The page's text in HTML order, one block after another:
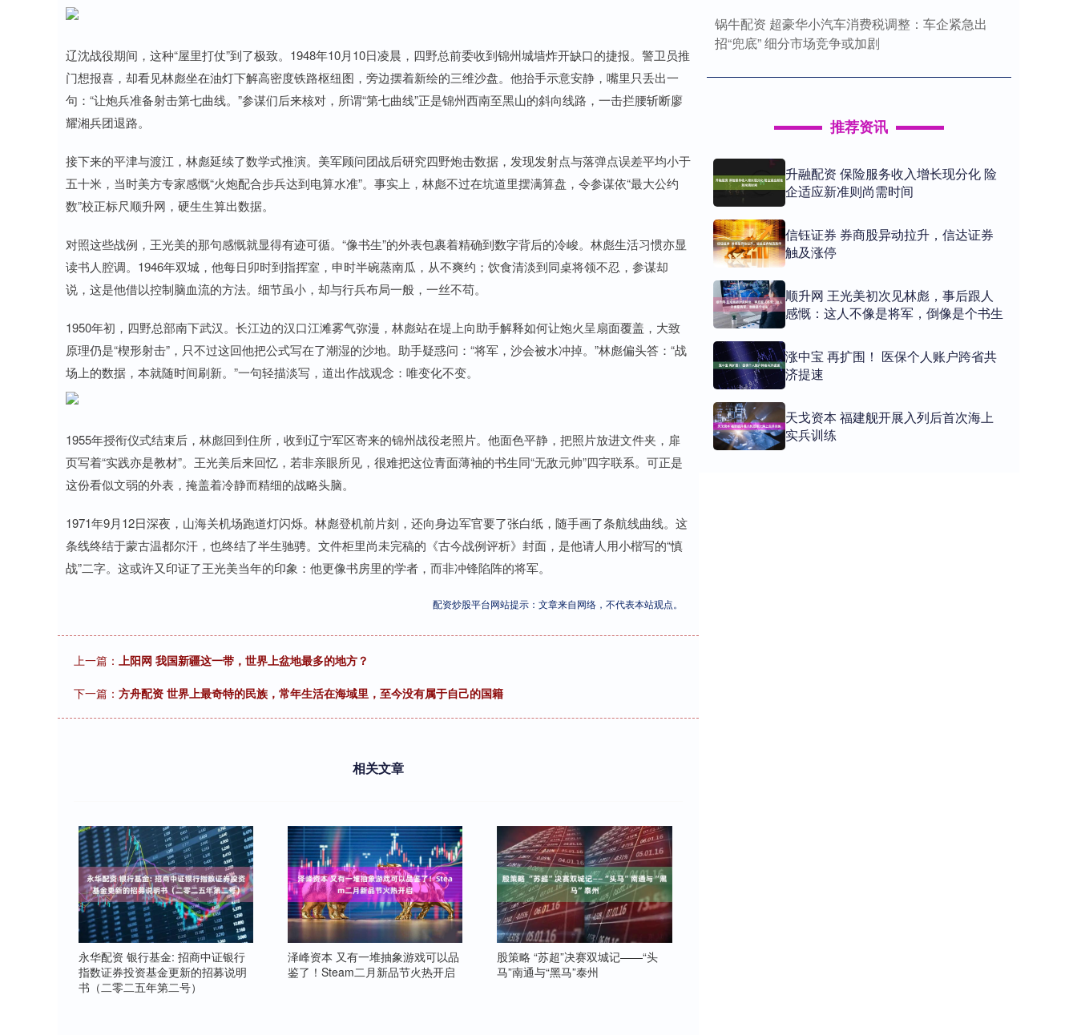
辽沈战役期间，这种“屋里打仗”到了极致。1948年10月10日凌晨，四野总前委收到锦州城墙炸开缺口的捷报。警卫员推
门想报喜，却看见林彪坐在油灯下解高密度铁路枢纽图，旁边摆着新绘的三维沙盘。他抬手示意安静，嘴里只丢出一
句：“让炮兵准备射击第七曲线。”参谋们后来核对，所谓“第七曲线”正是锦州西南至黑山的斜向线路，一击拦腰斩断廖
耀湘兵团退路。
接下来的平津与渡江，林彪延续了数学式推演。美军顾问团战后研究四野炮击数据，发现发射点与落弹点误差平均小于
五十米，当时美方专家感慨“火炮配合步兵达到电算水准”。事实上，林彪不过在坑道里摆满算盘，令参谋依“最大公约
数”校正标尺顺升网，硬生生算出数据。
对照这些战例，王光美的那句感慨就显得有迹可循。“像书生”的外表包裹着精确到数字背后的冷峻。林彪生活习惯亦显
读书人腔调。1946年双城，他每日卯时到指挥室，申时半碗蒸南瓜，从不爽约；饮食清淡到同桌将领不忍，参谋却
说，这是他借以控制脑血流的方法。细节虽小，却与行兵布局一般，一丝不苟。
1950年初，四野总部南下武汉。长江边的汉口江滩雾气弥漫，林彪站在堤上向助手解释如何让炮火呈扇面覆盖，大致
原理仍是“楔形射击”，只不过这回他把公式写在了潮湿的沙地。助手疑惑问：“将军，沙会被水冲掉。”林彪偏头答：“战
场上的数据，本就随时间刷新。”一句轻描淡写，道出作战观念：唯变化不变。
1955年授衔仪式结束后，林彪回到住所，收到辽宁军区寄来的锦州战役老照片。他面色平静，把照片放进文件夹，扉
页写着“实践亦是教材”。王光美后来回忆，若非亲眼所见，很难把这位青面薄袖的书生同“无敌元帅”四字联系。可正是
这份看似文弱的外表，掩盖着冷静而精细的战略头脑。
1971年9月12日深夜，山海关机场跑道灯闪烁。林彪登机前片刻，还向身边军官要了张白纸，随手画了条航线曲线。这
条线终结于蒙古温都尔汗，也终结了半生驰骋。文件柜里尚未完稿的《古今战例评析》封面，是他请人用小楷写的“慎
战”二字。这或许又印证了王光美当年的印象：他更像书房里的学者，而非冲锋陷阵的将军。
配资炒股平台网站提示：文章来自网络，不代表本站观点。
上一篇： 上阳网 我国新疆这一带，世界上盆地最多的地方？
下一篇： 方舟配资 世界上最奇特的民族，常年生活在海域里，至今没有属于自己的国籍
相关文章
永华配资 银行基金: 招商中证银行
指数证券投资基金更新的招募说明
书（二零二五年第二号）
泽峰资本 又有一堆抽象游戏可以品
鉴了！Steam二月新品节火热开启
股策略 “苏超”决赛双城记——“头
马”南通与“黑马”泰州
锅牛配资 超豪华小汽车消费税调整：车企紧急出
招“兜底” 细分市场竞争或加剧
推荐资讯
升融配资 保险服务收入增长现分化 险
企适应新准则尚需时间
信钰证券 券商股异动拉升，信达证券
触及涨停
顺升网 王光美初次见林彪，事后跟人
感慨：这人不像是将军，倒像是个书生
涨中宝 再扩围！ 医保个人账户跨省共
济提速
天戈资本 福建舰开展入列后首次海上
实兵训练